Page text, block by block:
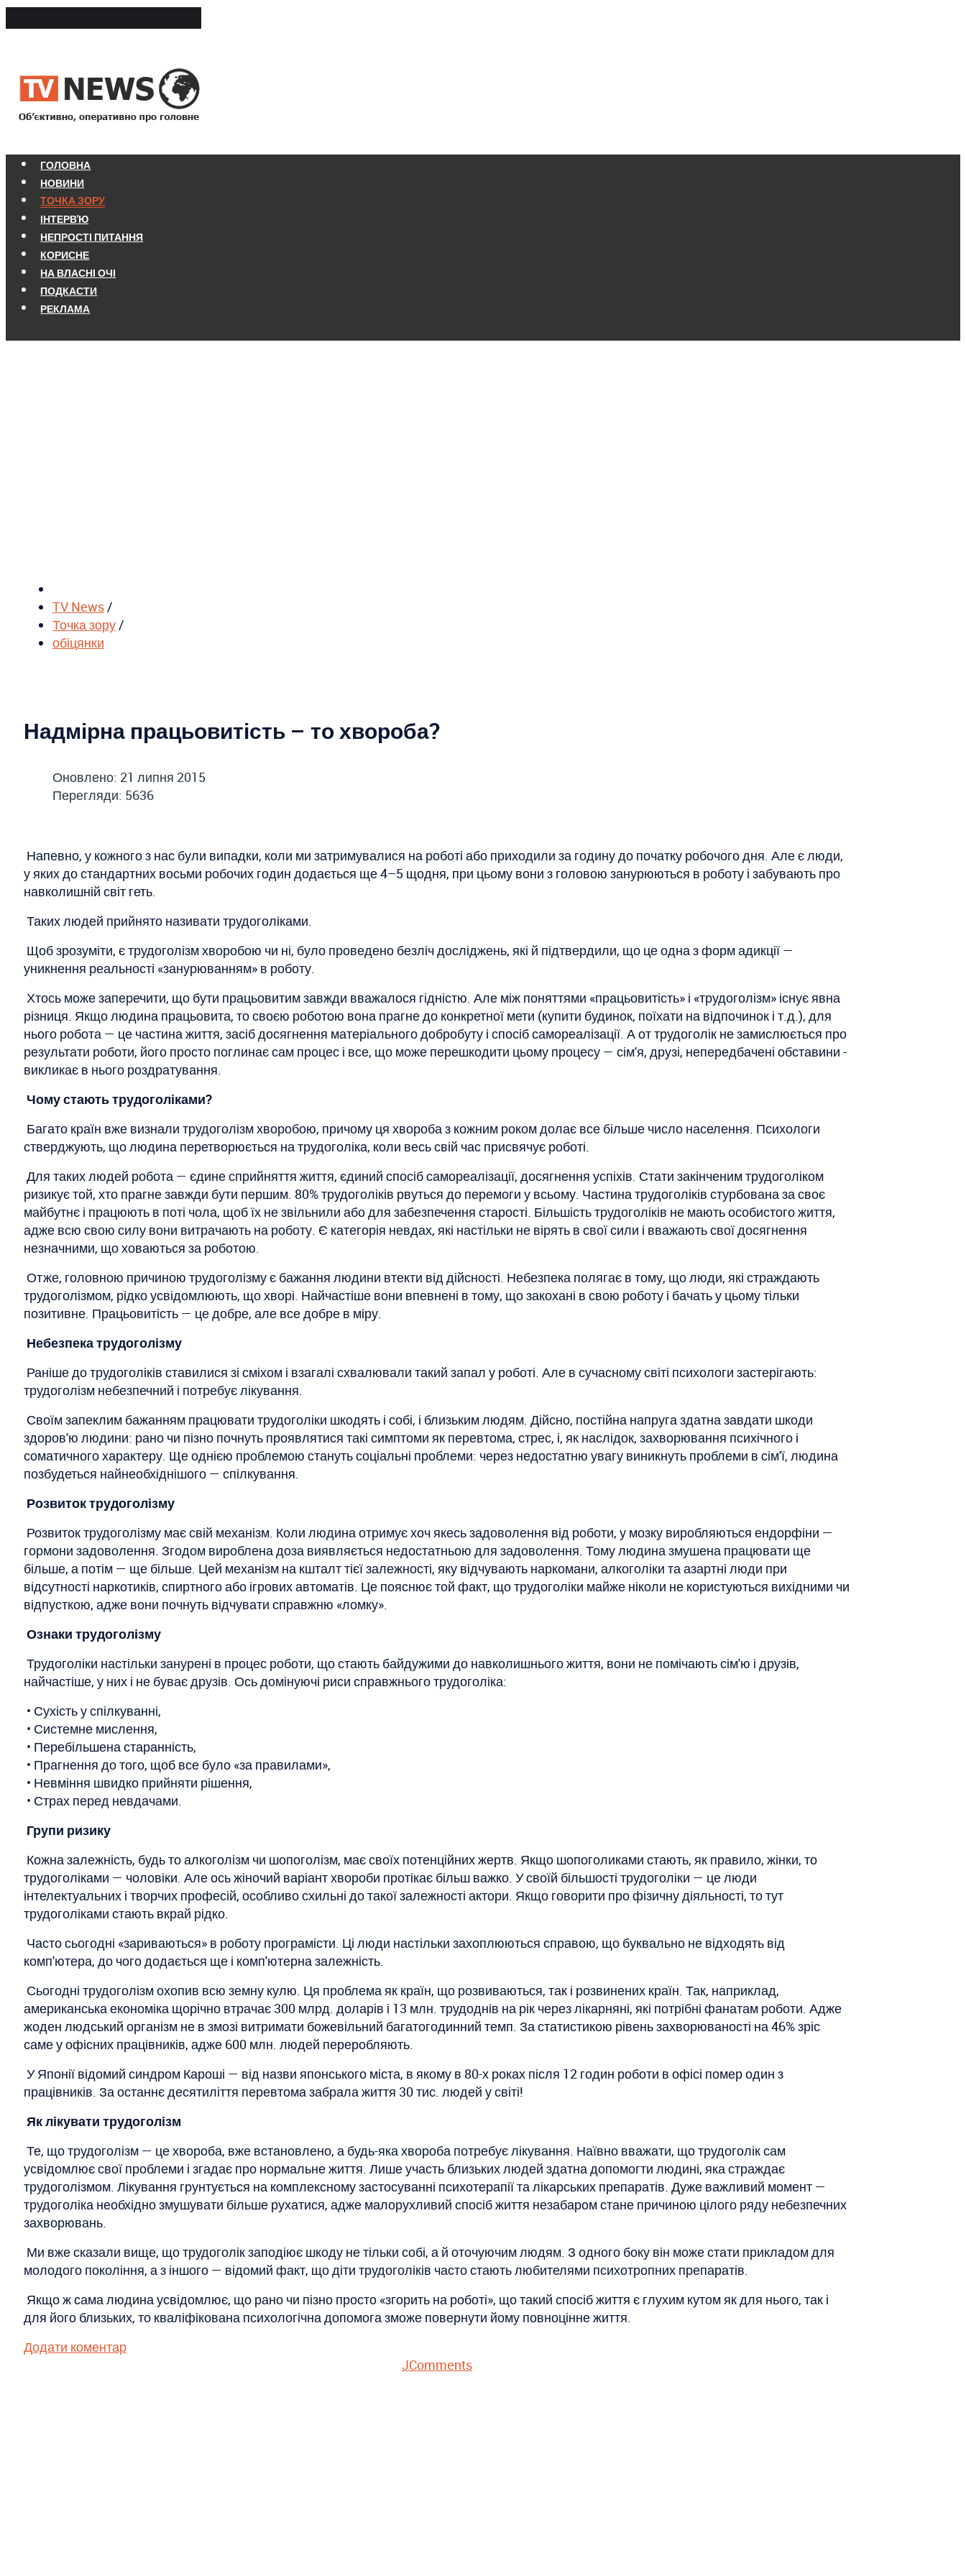
ГОЛОВНА
НОВИНИ
ТОЧКА ЗОРУ
ІНТЕРВ'Ю
НЕПРОСТІ ПИТАННЯ
КОРИСНЕ
НА ВЛАСНІ ОЧІ
ПОДКАСТИ
РЕКЛАМА
TV News /
Точка зору /
обіцянки
Надмірна працьовитість – то хвороба?
Оновлено: 21 липня 2015
Перегляди: 5636
Напевно, у кожного з нас були випадки, коли ми затримувалися на роботі або приходили за годину до початку робочого дня. Але є люди,
у яких до стандартних восьми робочих годин додається ще 4–5 щодня, при цьому вони з головою занурюються в роботу і забувають про
навколишній світ геть.
Таких людей прийнято називати трудоголіками.
Щоб зрозуміти, є трудоголізм хворобою чи ні, було проведено безліч досліджень, які й підтвердили, що це одна з форм адикції —
уникнення реальності «занурюванням» в роботу.
Хтось може заперечити, що бути працьовитим завжди вважалося гідністю. Але між поняттями «працьовитість» і «трудоголізм» існує явна
різниця. Якщо людина працьовита, то своєю роботою вона прагне до конкретної мети (купити будинок, поїхати на відпочинок і т.д.), для
нього робота — це частина життя, засіб досягнення матеріального добробуту і спосіб самореалізації. А от трудоголік не замислюється про
результати роботи, його просто поглинає сам процес і все, що може перешкодити цьому процесу — сім'я, друзі, непередбачені обставини -
викликає в нього роздратування.
Чому стають трудоголіками?
Багато країн вже визнали трудоголізм хворобою, причому ця хвороба з кожним роком долає все більше число населення. Психологи
стверджують, що людина перетворюється на трудоголіка, коли весь свій час присвячує роботі.
Для таких людей робота — єдине сприйняття життя, єдиний спосіб самореалізації, досягнення успіхів. Стати закінченим трудоголіком
ризикує той, хто прагне завжди бути першим. 80% трудоголіків рвуться до перемоги у всьому. Частина трудоголіків стурбована за своє
майбутнє і працюють в поті чола, щоб їх не звільнили або для забезпечення старості. Більшість трудоголіків не мають особистого життя,
адже всю свою силу вони витрачають на роботу. Є категорія невдах, які настільки не вірять в свої сили і вважають свої досягнення
незначними, що ховаються за роботою.
Отже, головною причиною трудоголізму є бажання людини втекти від дійсності. Небезпека полягає в тому, що люди, які страждають
трудоголізмом, рідко усвідомлюють, що хворі. Найчастіше вони впевнені в тому, що закохані в свою роботу і бачать у цьому тільки
позитивне. Працьовитість — це добре, але все добре в міру.
Небезпека трудоголізму
Раніше до трудоголіків ставилися зі сміхом і взагалі схвалювали такий запал у роботі. Але в сучасному світі психологи застерігають:
трудоголізм небезпечний і потребує лікування.
Своїм запеклим бажанням працювати трудоголіки шкодять і собі, і близьким людям. Дійсно, постійна напруга здатна завдати шкоди
здоров'ю людини: рано чи пізно почнуть проявлятися такі симптоми як перевтома, стрес, і, як наслідок, захворювання психічного і
соматичного характеру. Ще однією проблемою стануть соціальні проблеми: через недостатню увагу виникнуть проблеми в сім'ї, людина
позбудеться найнеобхіднішого — спілкування.
Розвиток трудоголізму
Розвиток трудоголізму має свій механізм. Коли людина отримує хоч якесь задоволення від роботи, у мозку виробляються ендорфіни —
гормони задоволення. Згодом вироблена доза виявляється недостатньою для задоволення. Тому людина змушена працювати ще
більше, а потім — ще більше. Цей механізм на кшталт тієї залежності, яку відчувають наркомани, алкоголіки та азартні люди при
відсутності наркотиків, спиртного або ігрових автоматів. Це пояснює той факт, що трудоголіки майже ніколи не користуються вихідними чи
відпусткою, адже вони почнуть відчувати справжню «ломку».
Ознаки трудоголізму
Трудоголіки настільки занурені в процес роботи, що стають байдужими до навколишнього життя, вони не помічають сім'ю і друзів,
найчастіше, у них і не буває друзів. Ось домінуючі риси справжнього трудоголіка:
• Сухість у спілкуванні,
• Системне мислення,
• Перебільшена старанність,
• Прагнення до того, щоб все було «за правилами»,
• Невміння швидко прийняти рішення,
• Страх перед невдачами.
Групи ризику
Кожна залежність, будь то алкоголізм чи шопоголізм, має своїх потенційних жертв. Якщо шопоголиками стають, як правило, жінки, то
трудоголіками — чоловіки. Але ось жіночий варіант хвороби протікає більш важко. У своїй більшості трудоголіки — це люди
інтелектуальних і творчих професій, особливо схильні до такої залежності актори. Якщо говорити про фізичну діяльності, то тут
трудоголіками стають вкрай рідко.
Часто сьогодні «зариваються» в роботу програмісти. Ці люди настільки захоплюються справою, що буквально не відходять від
комп'ютера, до чого додається ще і комп'ютерна залежність.
Сьогодні трудоголізм охопив всю земну кулю. Ця проблема як країн, що розвиваються, так і розвинених країн. Так, наприклад,
американська економіка щорічно втрачає 300 млрд. доларів і 13 млн. трудоднів на рік через лікарняні, які потрібні фанатам роботи. Адже
жоден людський організм не в змозі витримати божевільний багатогодинний темп. За статистикою рівень захворюваності на 46% зріс
саме у офісних працівників, адже 600 млн. людей переробляють.
У Японії відомий синдром Кароші — від назви японського міста, в якому в 80-х роках після 12 годин роботи в офісі помер один з
працівників. За останнє десятиліття перевтома забрала життя 30 тис. людей у світі!
Як лікувати трудоголізм
Те, що трудоголізм — це хвороба, вже встановлено, а будь-яка хвороба потребує лікування. Наївно вважати, що трудоголік сам
усвідомлює свої проблеми і згадає про нормальне життя. Лише участь близьких людей здатна допомогти людині, яка страждає
трудоголізмом. Лікування грунтується на комплексному застосуванні психотерапії та лікарських препаратів. Дуже важливий момент —
трудоголіка необхідно змушувати більше рухатися, адже малорухливий спосіб життя незабаром стане причиною цілого ряду небезпечних
захворювань.
Ми вже сказали вище, що трудоголік заподіює шкоду не тільки собі, а й оточуючим людям. З одного боку він може стати прикладом для
молодого покоління, а з іншого — відомий факт, що діти трудоголіків часто стають любителями психотропних препаратів.
Якщо ж сама людина усвідомлює, що рано чи пізно просто «згорить на роботі», що такий спосіб життя є глухим кутом як для нього, так і
для його близьких, то кваліфікована психологічна допомога зможе повернути йому повноцінне життя.
Додати коментар
JComments